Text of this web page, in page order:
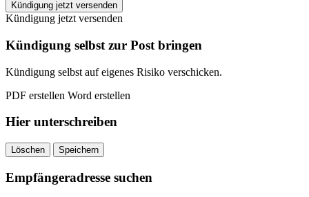
7TV
kündigen
quantity
Kündigung jetzt versenden
Kündigung jetzt versenden
Kündigung selbst zur Post bringen
Kündigung selbst auf eigenes Risiko verschicken.
PDF erstellen Word erstellen
Hier unterschreiben
Löschen Speichern
Empfängeradresse suchen